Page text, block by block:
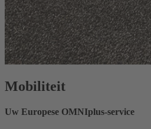
Mobiliteit
Uw Europese OMNIplus-service